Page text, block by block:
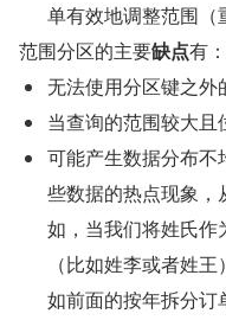
单有效地调整范围（
范围分区的主要缺点有：
无法使用分区键之外
当查询的范围较大且
可能产生数据分布
些数据的热点现象，
如，当我们将姓氏作
（比如姓李或者姓
如前面的按年拆分订